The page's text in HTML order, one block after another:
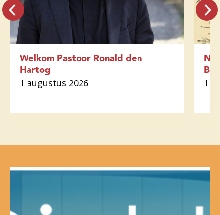
Welkom Pastoor Ronald den
Hartog
1 augustus 2026 1